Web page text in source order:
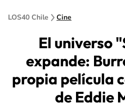
LOS40 Chile Cine
El universo
expande:
propia película
de Eddie